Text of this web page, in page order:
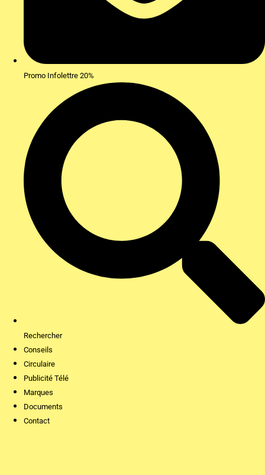
Promo Infolettre 20%
Rechercher
Conseils
Circulaire
Publicité Télé
Marques
Documents
Contact